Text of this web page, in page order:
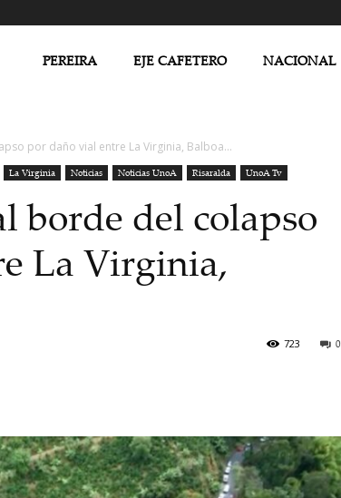
PEREIRA EJE CAFETERO NACIONAL
por daño vial entre La Virginia, Balboa...
La Virginia Noticias Noticias UnoA Risaralda UnoA Tv
borde del colapso
La Virginia,
0
723